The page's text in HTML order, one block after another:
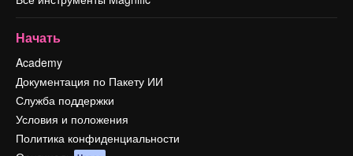
Начать
Academy
Документация по Пакету ИИ
Служба поддержки
Условия и положения
Политика конфиденциальности